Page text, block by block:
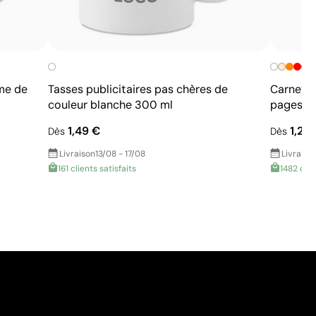
de
Tasses publicitaires pas chères de
couleur blanche 300 ml
Dès 1,49 €
Livraison13/08 - 17/08
161 clients satisfaits
Carnet
pages
Dès 1,26
1482